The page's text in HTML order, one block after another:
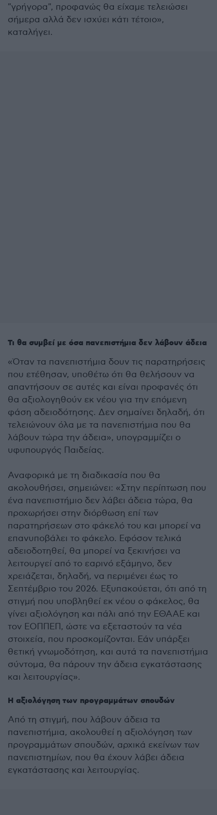
"γρήγορα", προφανώς θα είχαμε τελειώσει
σήμερα αλλά δεν ισχύει κάτι τέτοιο»,
καταλήγει.
Τι θα συμβεί με όσα πανεπιστήμια δεν λάβουν άδεια
«Όταν τα πανεπιστήμια δουν τις παρατηρήσεις
που ετέθησαν, υποθέτω ότι θα θελήσουν να
απαντήσουν σε αυτές και είναι προφανές ότι
θα αξιολογηθούν εκ νέου για την επόμενη
φάση αδειοδότησης. Δεν σημαίνει δηλαδή, ότι
τελειώνουν όλα με τα πανεπιστήμια που θα
λάβουν τώρα την άδεια», υπογραμμίζει ο
υφυπουργός Παιδείας.
Αναφορικά με τη διαδικασία που θα
ακολουθήσει, σημειώνει: «Στην περίπτωση που
ένα πανεπιστήμιο δεν λάβει άδεια τώρα, θα
προχωρήσει στην διόρθωση επί των
παρατηρήσεων στο φάκελό του και μπορεί να
επανυποβάλει το φάκελο. Εφόσον τελικά
αδειοδοτηθεί, θα μπορεί να ξεκινήσει να
λειτουργεί από το εαρινό εξάμηνο, δεν
χρειάζεται, δηλαδή, να περιμένει έως το
Σεπτέμβριο του 2026. Εξυπακούεται, ότι από τη
στιγμή που υποβληθεί εκ νέου ο φάκελος, θα
γίνει αξιολόγηση και πάλι από την ΕΘΑΑΕ και
τον ΕΟΠΠΕΠ, ώστε να εξεταστούν τα νέα
στοιχεία, που προσκομίζονται. Εάν υπάρξει
θετική γνωμοδότηση, και αυτά τα πανεπιστήμια
σύντομα, θα πάρουν την άδεια εγκατάστασης
και λειτουργίας».
Η αξιολόγηση των προγραμμάτων σπουδών
Από τη στιγμή, που λάβουν άδεια τα
πανεπιστήμια, ακολουθεί η αξιολόγηση των
προγραμμάτων σπουδών, αρχικά εκείνων των
πανεπιστημίων, που θα έχουν λάβει άδεια
εγκατάστασης και λειτουργίας.